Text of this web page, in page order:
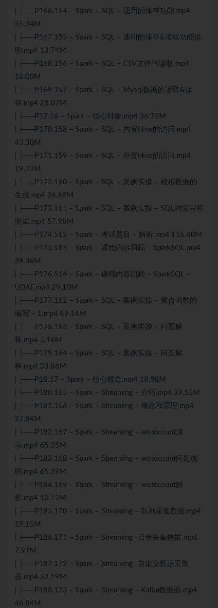
| ├──P166.154 – Spark – SQL – 通用的保存功能.mp4
35.34M
| ├──P167.155 – Spark – SQL – 通用的保存&读取功能说
明.mp4 13.74M
| ├──P168.156 – Spark – SQL – CSV文件的读取.mp4
18.00M
| ├──P169.157 – Spark – SQL – Mysql数据的读取&保
存.mp4 28.07M
| ├──P17.16 – Spark – 核心对象.mp4 36.75M
| ├──P170.158 – Spark – SQL – 内置Hive的访问.mp4
43.30M
| ├──P171.159 – Spark – SQL – 外置Hive的访问.mp4
19.73M
| ├──P172.160 – Spark – SQL – 案例实操 – 模拟数据的
生成.mp4 26.69M
| ├──P173.161 – Spark – SQL – 案例实操 – SQL的编写和
测试.mp4 57.98M
| ├──P174.512 – Spark – 考试题目 – 解析.mp4 116.40M
| ├──P175.513 – Spark – 课程内容回顾 – SparkSQL.mp4
39.36M
| ├──P176.514 – Spark – 课程内容回顾 – SparkSQL –
UDAF.mp4 29.10M
| ├──P177.162 – Spark – SQL – 案例实操 – 聚合函数的
编写 – 1.mp4 89.14M
| ├──P178.163 – Spark – SQL – 案例实操 – 问题解
释.mp4 5.16M
| ├──P179.164 – Spark – SQL – 案例实操 – 问题解
释.mp4 33.86M
| ├──P18.17 – Spark – 核心概念.mp4 18.58M
| ├──P180.165 – Spark – Streaming – 介绍.mp4 39.52M
| ├──P181.166 – Spark – Streaming – 概念和原理.mp4
37.84M
| ├──P182.167 – Spark – Streaming – wordcount演
示.mp4 65.35M
| ├──P183.168 – Spark – Streaming – wordcount问题说
明.mp4 65.39M
| ├──P184.169 – Spark – Streaming – wordcount解
析.mp4 10.12M
| ├──P185.170 – Spark – Streaming – 队列采集数据.mp4
19.15M
| ├──P186.171 – Spark – Streaming -目录采集数据.mp4
7.97M
| ├──P187.172 – Spark – Streaming -自定义数据采集
器.mp4 52.19M
| ├──P188.173 – Spark – Streaming – Kafka数据源.mp4
46.84M